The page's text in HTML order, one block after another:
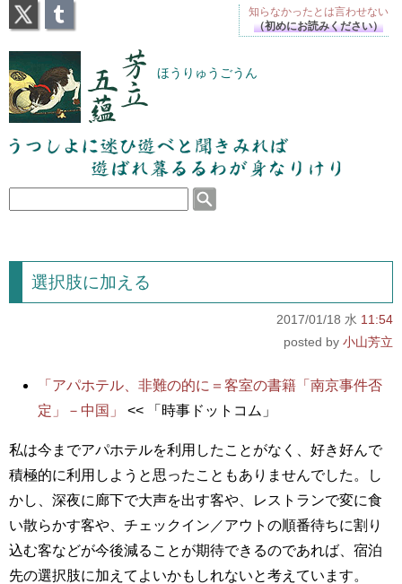
芳立五蘊 ほうりゅうごうん
うつしよに迷ひ遊べと聞きみれば遊ばれ暮るるわが
身なりけり
選択肢に加える
2017/01/18 水 11:54
小山芳立
「アパホテル、非難の的に＝客室の書籍「南京事件否
定」－中国」
<< 「時事ドットコム」
私は今までアパホテルを利用したことがなく、好き好んで
積極的に利用しようと思ったこともありませんでした。し
かし、深夜に廊下で大声を出す客や、レストランで変に食
い散らかす客や、チェックイン／アウトの順番待ちに割り
込む客などが今後減ることが期待できるのであれば、宿泊
先の選択肢に加えてよいかもしれないと考えています。
知らなかったとは言わせない
（初めにお読みください）
X Tumblr